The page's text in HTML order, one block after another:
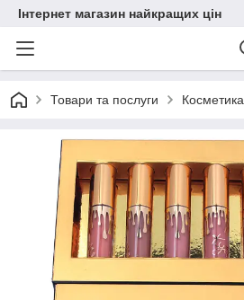
Інтернет магазин найкращих цін
Товари та послуги Косметика